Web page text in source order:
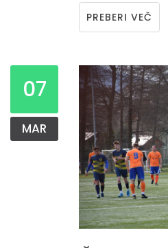
PREBERI VEČ
07
MAR